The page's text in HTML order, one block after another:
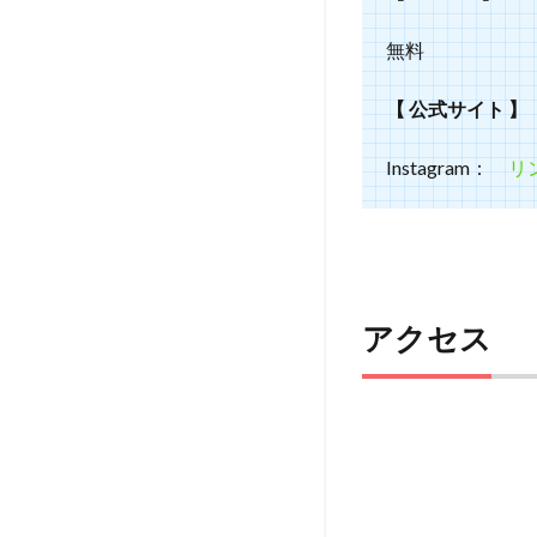
無料
【 公式サイト 】
Instagram：リ
アクセス